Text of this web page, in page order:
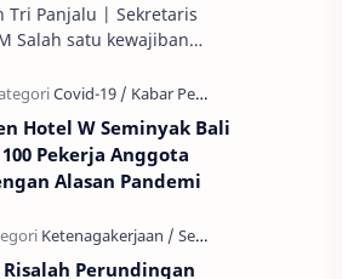
Tri Panjalu | Sekretaris
Salah satu kewajiban
serikat pekerja.
bisa b…
Hotel W Seminyak Bali
Pekerja Anggota
Alasan Pandemi
Perundingan